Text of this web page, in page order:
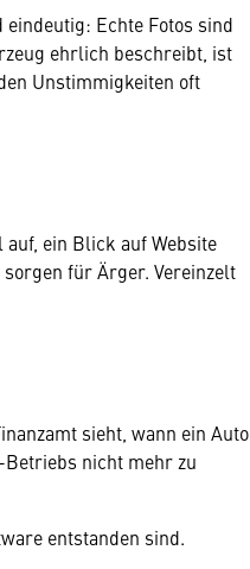
Echte Fotos sind
ehrlich beschreibt, ist
Unstimmigkeiten oft
ein Blick auf Website
für Ärger. Vereinzelt
sieht, wann ein Auto
nicht mehr zu
entstanden sind.